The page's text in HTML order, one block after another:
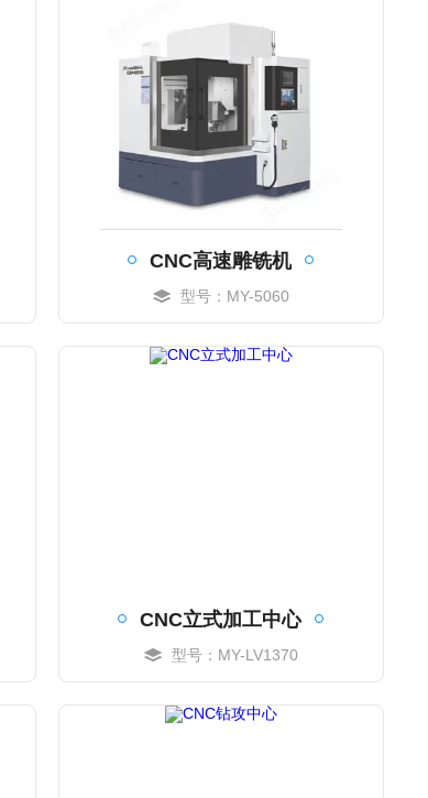
CNC高速雕铣机
型号：MY-5060
CNC立式加工中心
型号：MY-LV1370